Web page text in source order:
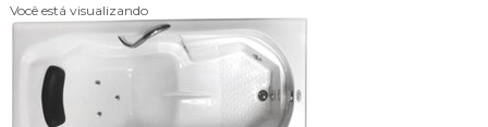
Você está visualizando